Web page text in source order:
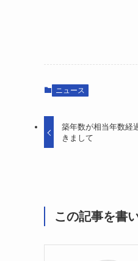
ニュース
築年数が相当年数経
きまして
この記事を書